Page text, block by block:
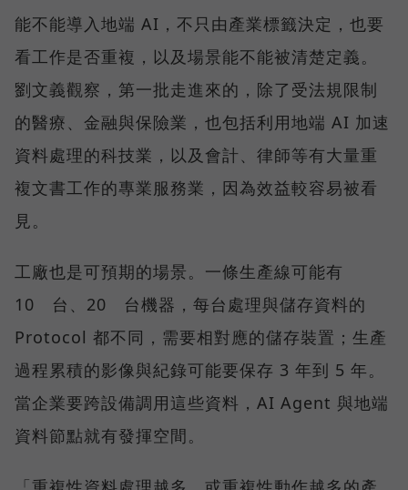
能不能導入地端 AI，不只由產業標籤決定，也要
看工作是否重複，以及場景能不能被清楚定義。
劉文義觀察，第一批走進來的，除了受法規限制
的醫療、金融與保險業，也包括利用地端 AI 加速
資料處理的科技業，以及會計、律師等有大量重
複文書工作的專業服務業，因為效益較容易被看
見。
工廠也是可預期的場景。一條生產線可能有
10 台、20 台機器，每台處理與儲存資料的
Protocol 都不同，需要相對應的儲存裝置；生產
過程累積的影像與紀錄可能要保存 3 年到 5 年。
當企業要跨設備調用這些資料，AI Agent 與地端
資料節點就有發揮空間。